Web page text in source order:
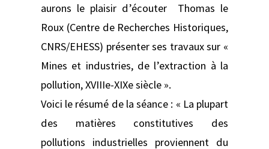
aurons le plaisir d’écouter Thomas le
Roux (Centre de Recherches Historiques,
CNRS/EHESS) présenter ses travaux sur «
Mines et industries, de l’extraction à la
pollution, XVIIIe-XIXe siècle ».
Voici le résumé de la séance : « La plupart
des matières constitutives des
pollutions industrielles proviennent du